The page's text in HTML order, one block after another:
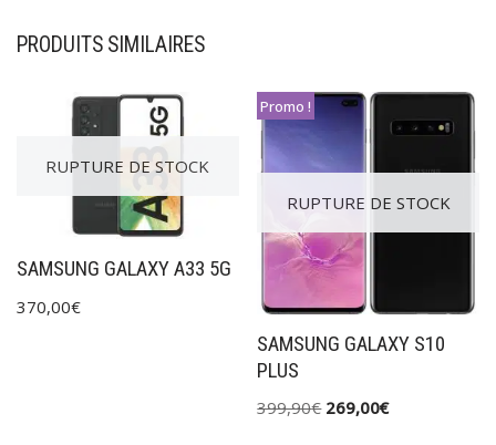
PRODUITS SIMILAIRES
RUPTURE DE STOCK
SAMSUNG GALAXY A33 5G
370,00€
RUPTURE DE STOCK
Promo !
SAMSUNG GALAXY S10
PLUS
399,90€ 269,00€